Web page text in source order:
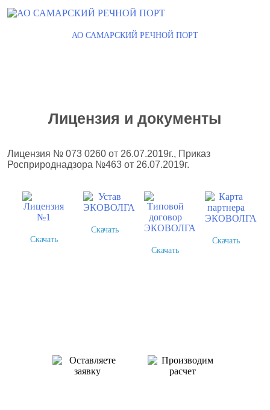
АО САМАРСКИЙ РЕЧНОЙ ПОРТ
Лицензия и документы
Лицензия № 073 0260 от 26.07.2019г., Приказ
Росприроднадзора №463 от 26.07.2019г.
Скачать
Скачать
Скачать
Скачать